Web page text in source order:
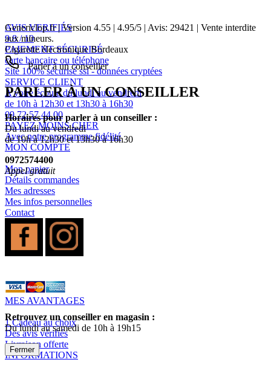
AVIS VERIFIÉS
9.8 / 10
PAIEMENT SÉCURISÉ
carte bancaire ou téléphone
Site 100% sécurisé ssl - données cryptées
SERVICE CLIENT
A votre écoute du lundi au vendredi
de 10h à 12h30 et 13h30 à 16h30
09 72 57 44 00
PAYEZ MOINS CHER
Avec notre programme fidélité
MON COMPTE
Mon panier
Détails commandes
Mes adresses
Mes infos personnelles
Contact
MES AVANTAGES
1 Cadeau au choix
Des avis vérifiés
Livraison offerte
INFORMATIONS
Genericlop.fr|Version 4.55 | 4.95/5 | Avis: 29421 | Vente interdite
aux mineurs.
Cigarette électronique Bordeaux
Parler à un conseiller
PARLER À UN CONSEILLER
Horaires pour parler à un conseiller :
Du lundi au vendredi
de 10h à 12h30 et 13h30 à 16h30
0972574400
Appel gratuit
Retrouvez un conseiller en magasin :
Du lundi au samedi de 10h à 19h15
Fermer